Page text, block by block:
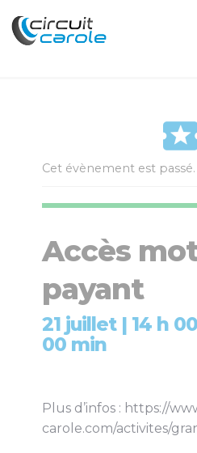
Cet évènement est passé.
Accès
payant
21 juillet | 14 h
00 min
Plus d’infos : https://
carole.com/activites/